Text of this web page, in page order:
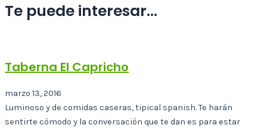
Te puede interesar...
Taberna El Capricho
marzo 13, 2016
Luminoso y de comidas caseras, tipical spanish. Te harán
sentirte cómodo y la conversación que te dan es para estar